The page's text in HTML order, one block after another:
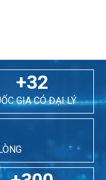
+32
GIA CÓ ĐẠI LÝ